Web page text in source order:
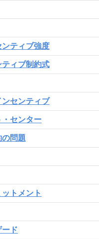
ティブ強度
ィブ制約式
ンセンティブ
・センター
問題
トメント
ード